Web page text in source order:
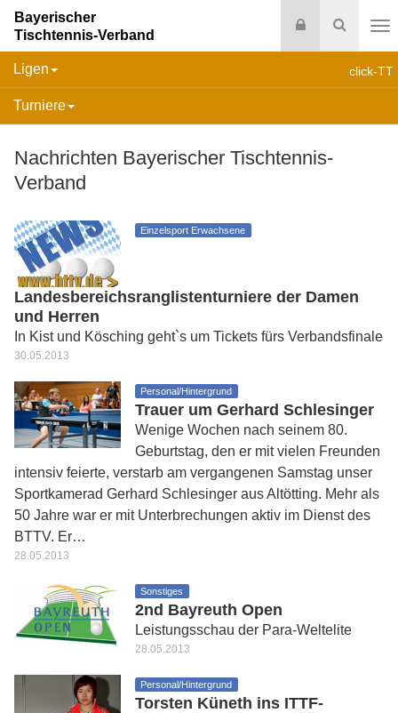
Suche
Login
Bayerischer
Tischtennis-Verband
click-TT
Ligen
Turniere
Nachrichten Bayerischer Tischtennis-
Verband
Einzelsport Erwachsene
Landesbereichsranglistenturniere der Damen
und Herren
In Kist und Kösching geht`s um Tickets fürs Verbandsfinale
30.05.2013
Personal/Hintergrund
Trauer um Gerhard Schlesinger
Wenige Wochen nach seinem 80.
Geburtstag, den er mit vielen Freunden
intensiv feierte, verstarb am vergangenen Samstag unser
Sportkamerad Gerhard Schlesinger aus Altötting. Mehr als
50 Jahre war er mit Unterbrechungen aktiv im Dienst des
BTTV. Er…
28.05.2013
Sonstiges
2nd Bayreuth Open
Leistungsschau der Para-Weltelite
28.05.2013
Personal/Hintergrund
Torsten Küneth ins ITTF-